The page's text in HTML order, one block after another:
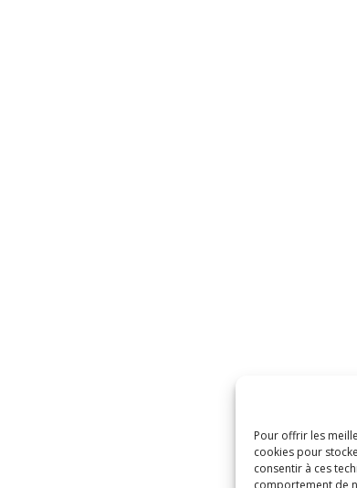
Pour offrir les
cookies pour
consentir à ces
comportement de